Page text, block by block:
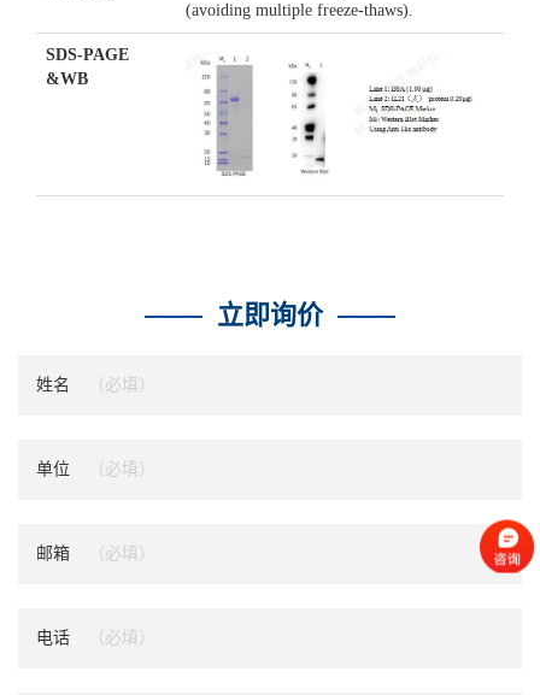
(avoiding multiple freeze-thaws).
SDS-PAGE
&WB
立即询价
姓名
单位
邮箱
电话